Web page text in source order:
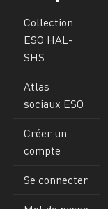
Collection
ESO HAL-
SHS
Atlas
sociaux ESO
Créer un
compte
Se connecter